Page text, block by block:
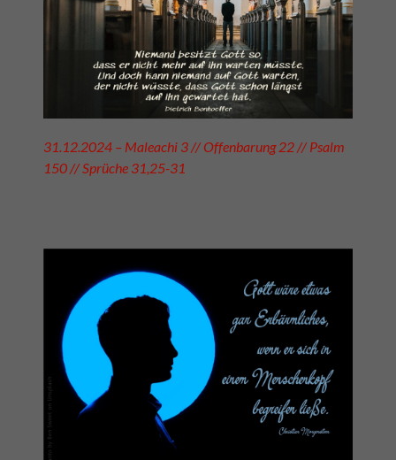
31.12.2024 – Maleachi 3 // Offenbarung 22 // Psalm
150 // Sprüche 31,25-31